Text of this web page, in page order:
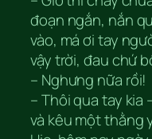
đoạn ngắn, nắn
vào, má ơi tay
vậy trời, đau chứ
– Nghưng nữa rồi!
– Thôi qua tay kia
và kêu một thằng